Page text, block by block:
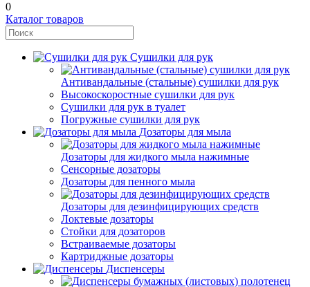
0
Каталог товаров
Сушилки для рук
Антивандальные (стальные) сушилки для рук
Высокоскоростные сушилки для рук
Сушилки для рук в туалет
Погружные сушилки для рук
Дозаторы для мыла
Дозаторы для жидкого мыла нажимные
Сенсорные дозаторы
Дозаторы для пенного мыла
Дозаторы для дезинфицирующих средств
Локтевые дозаторы
Стойки для дозаторов
Встраиваемые дозаторы
Картриджные дозаторы
Диспенсеры